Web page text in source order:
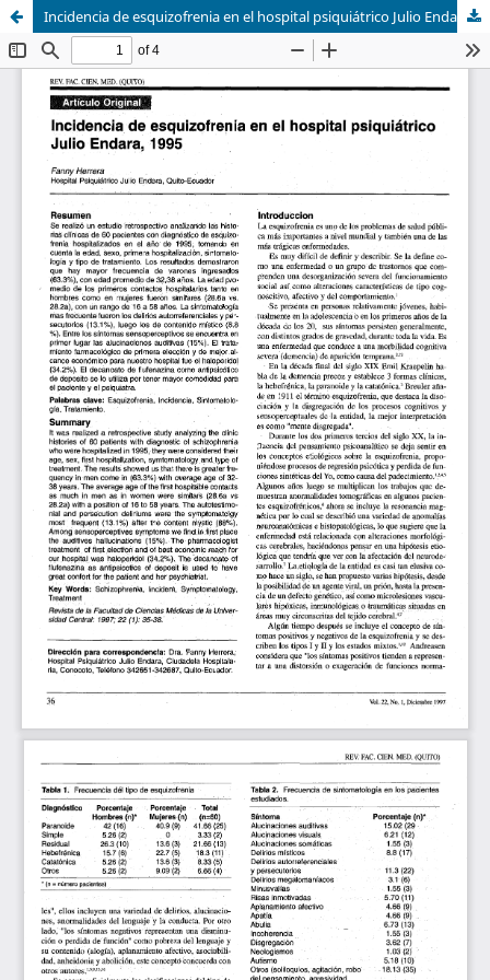
Incidencia de esquizofrenia en el hospital psiquiátrico Julio Endara, 1995